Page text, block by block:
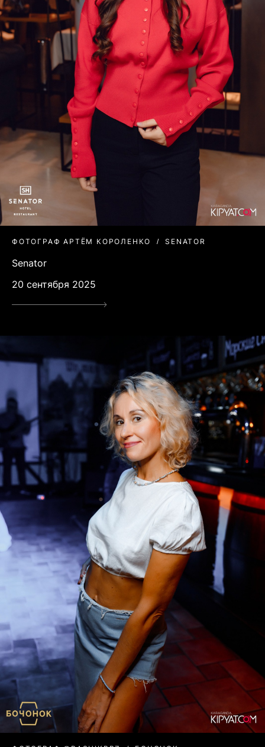
ФОТОГРАФ АРТЁМ КОРОЛЕНКО SENATOR
Senator
20 сентября 2025